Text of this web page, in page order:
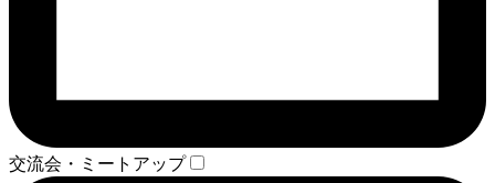
交流会・ミートアップ